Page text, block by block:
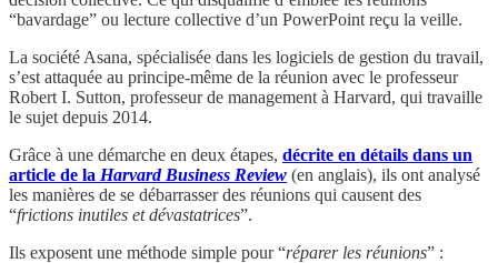
“bavardage” ou lecture collective d’un PowerPoint reçu la veille.
La société Asana, spécialisée dans les logiciels de gestion du travail,
s’est attaquée au principe-même de la réunion avec le professeur
Robert I. Sutton, professeur de management à Harvard, qui travaille
le sujet depuis 2014.
Grâce à une démarche en deux étapes, décrite en détails dans un
article de la Harvard Business Review (en anglais), ils ont analysé
les manières de se débarrasser des réunions qui causent des
“frictions inutiles et dévastatrices”.
Ils exposent une méthode simple pour “réparer les réunions” :